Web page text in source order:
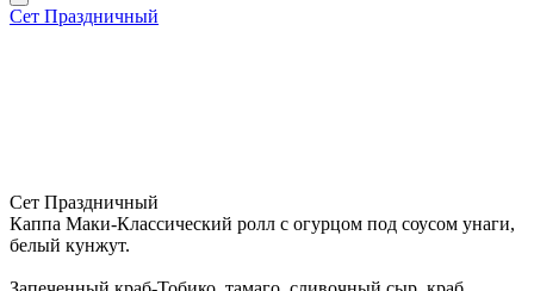
Сет Праздничный
Сет Праздничный
Каппа Маки-Классический ролл с огурцом под соусом унаги,
белый кунжут.